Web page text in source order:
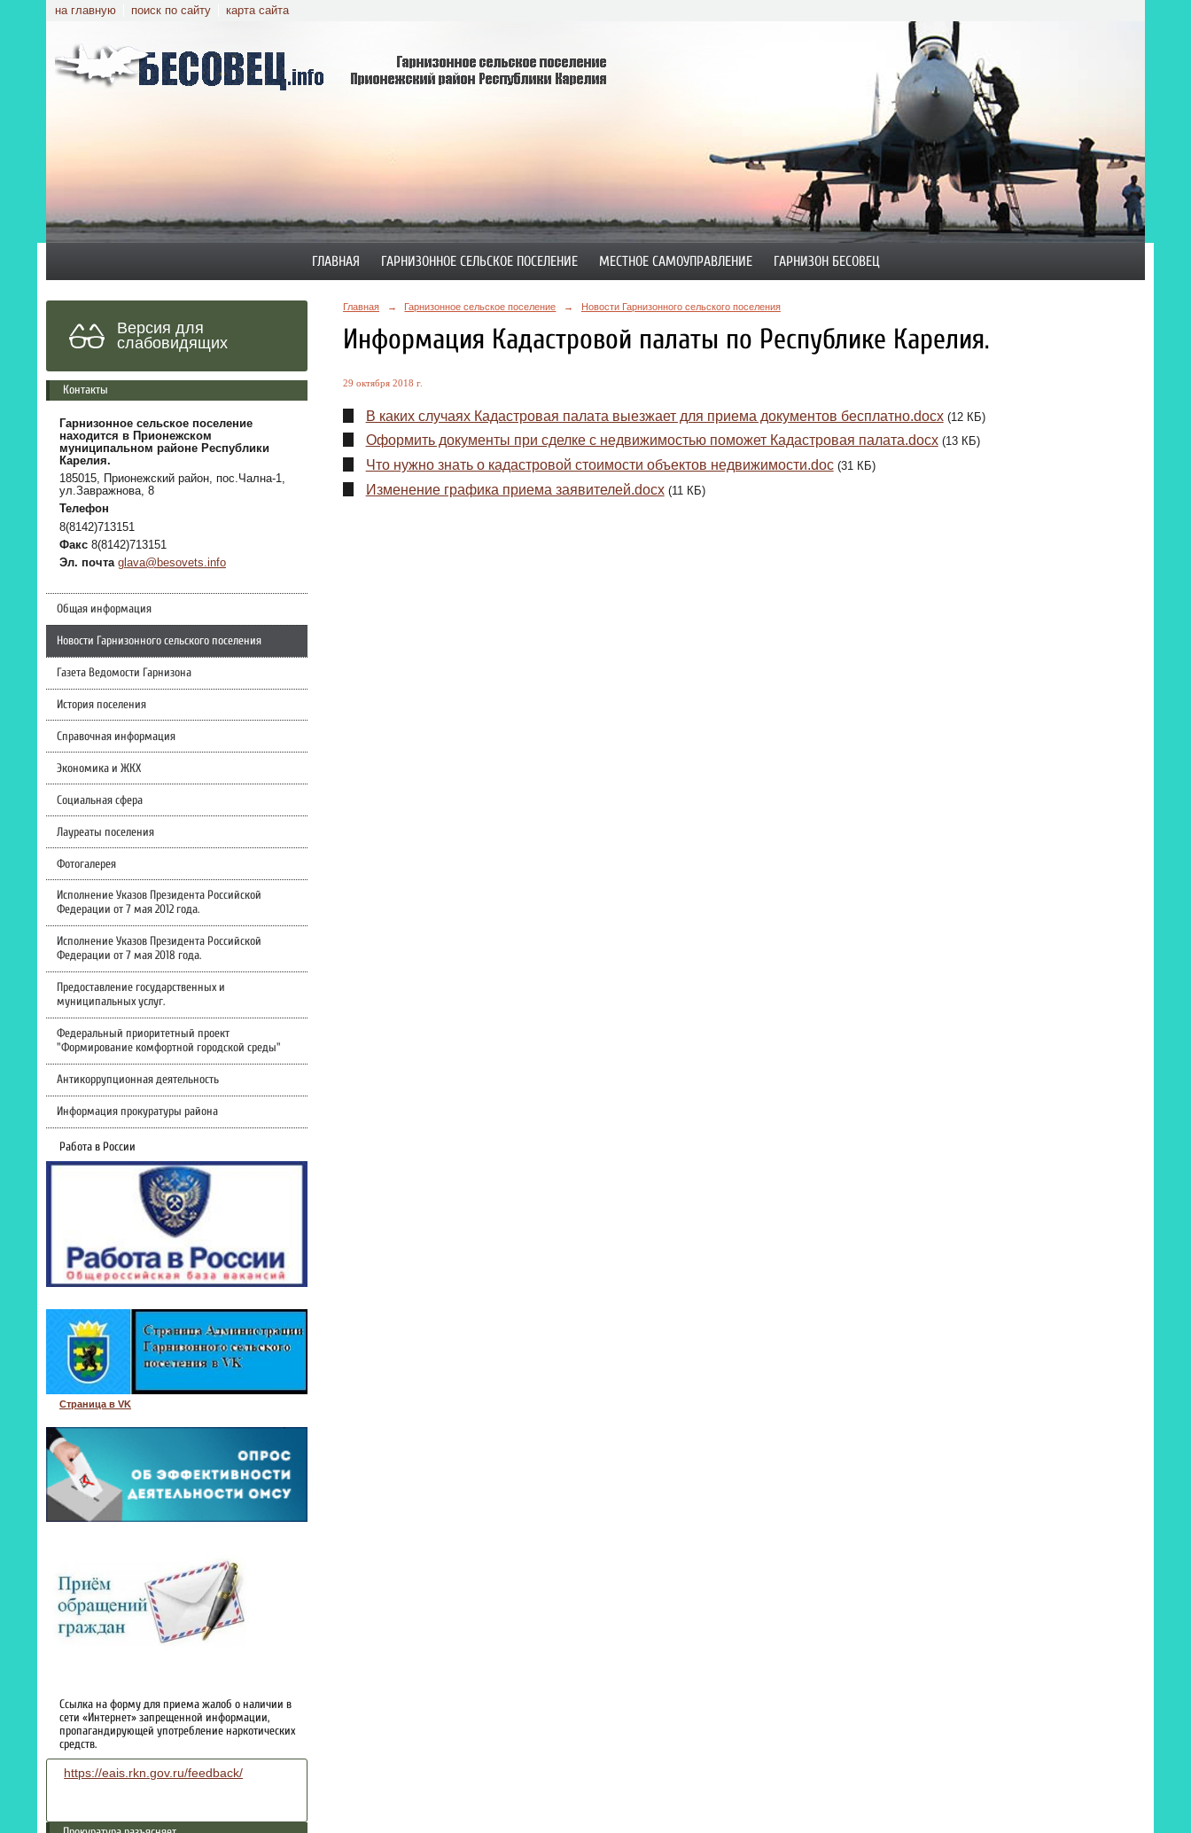
на главную поиск по сайту карта сайта
ГЛАВНАЯ ГАРНИЗОННОЕ СЕЛЬСКОЕ ПОСЕЛЕНИЕ МЕСТНОЕ САМОУПРАВЛЕНИЕ ГАРНИЗОН БЕСОВЕЦ
Версия для
слабовидящих
Контакты
Гарнизонное сельское поселение
находится в Прионежском
муниципальном районе Республики
Карелия.
185015, Прионежский район, пос.Чална-1,
ул.Завражнова, 8
Телефон
8(8142)713151
Факс 8(8142)713151
Эл. почта glava@besovets.info
Общая информация
Новости Гарнизонного сельского поселения
Газета Ведомости Гарнизона
История поселения
Справочная информация
Экономика и ЖКХ
Социальная сфера
Лауреаты поселения
Фотогалерея
Исполнение Указов Президента Российской
Федерации от 7 мая 2012 года.
Исполнение Указов Президента Российской
Федерации от 7 мая 2018 года.
Предоставление государственных и
муниципальных услуг.
Федеральный приоритетный проект
"Формирование комфортной городской среды"
Антикоррупционная деятельность
Информация прокуратуры района
Работа в России
Страница в VK
Ссылка на форму для приема жалоб о наличии в
сети «Интернет» запрещенной информации,
пропагандирующей употребление наркотических
средств.
https://eais.rkn.gov.ru/feedback/
Главная → Гарнизонное сельское поселение → Новости Гарнизонного сельского поселения
Информация Кадастровой палаты по Республике Карелия.
29 октября 2018 г.
В каких случаях Кадастровая палата выезжает для приема документов бесплатно.docx (12 КБ)
Оформить документы при сделке с недвижимостью поможет Кадастровая палата.docx (13 КБ)
Что нужно знать о кадастровой стоимости объектов недвижимости.doc (31 КБ)
Изменение графика приема заявителей.docx (11 КБ)